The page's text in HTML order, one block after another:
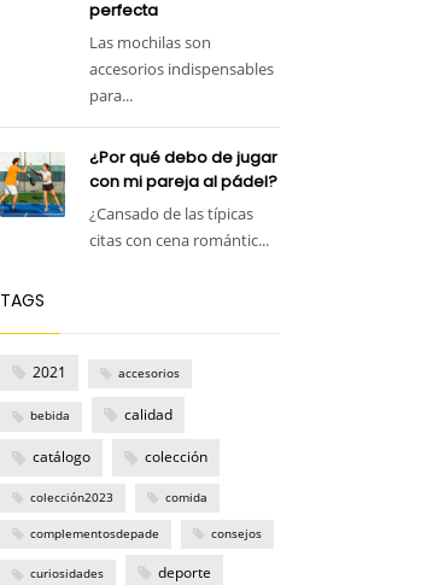
perfecta
Las mochilas son
accesorios indispensables
para...
¿Por qué debo de jugar
con mi pareja al pádel?
¿Cansado de las típicas
citas con cena romántic...
TAGS
2021 accesorios
bebida calidad
catálogo colección
colección2023 comida
complementosdepade consejos
curiosidades deporte